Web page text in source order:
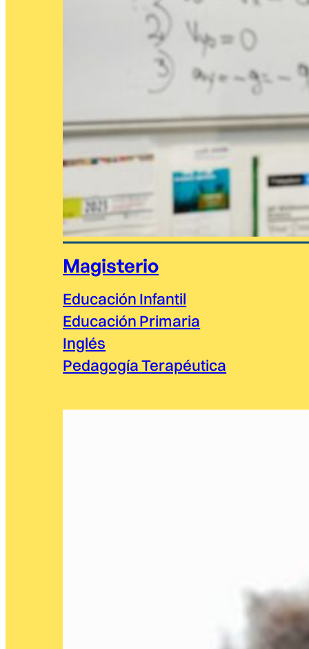
Magisterio
Educación Infantil
Educación Primaria
Inglés
Pedagogía Terapéutica